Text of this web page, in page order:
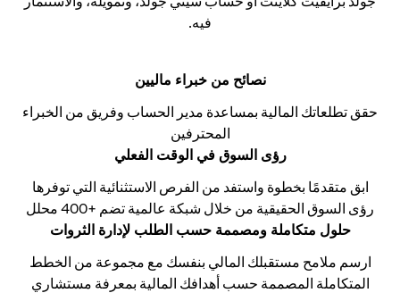
فيه.
نصائح من خبراء ماليين
حقق تطلعاتك المالية بمساعدة مدير الحساب وفريق من الخبراء
المحترفين
رؤى السوق في الوقت الفعلي
ابق متقدمًا بخطوة واستفد من الفرص الاستثنائية التي توفرها
رؤى السوق الحقيقية من خلال شبكة عالمية تضم +400 محلل
حلول متكاملة ومصممة حسب الطلب لإدارة الثروات
ارسم ملامح مستقبلك المالي بنفسك مع مجموعة من الخطط
المتكاملة المصممة حسب أهدافك المالية بمعرفة مستشاري